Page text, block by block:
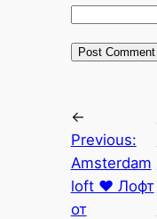
←
Previous:
Amsterdam
loft ♥ Лофт
от